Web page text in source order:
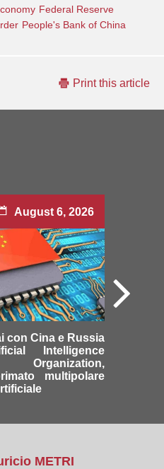
Federal Reserve
People's Bank of China
Print this article
August 6, 2026
con Cina e Russia
Intelligence
multipolare
METRI